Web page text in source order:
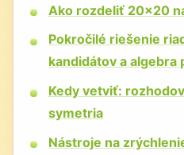
Ako rozdeliť 20×20
Pokročilé riešenie
kandidátov a algebra
Kedy vetviť:
symetria
Nástroje na